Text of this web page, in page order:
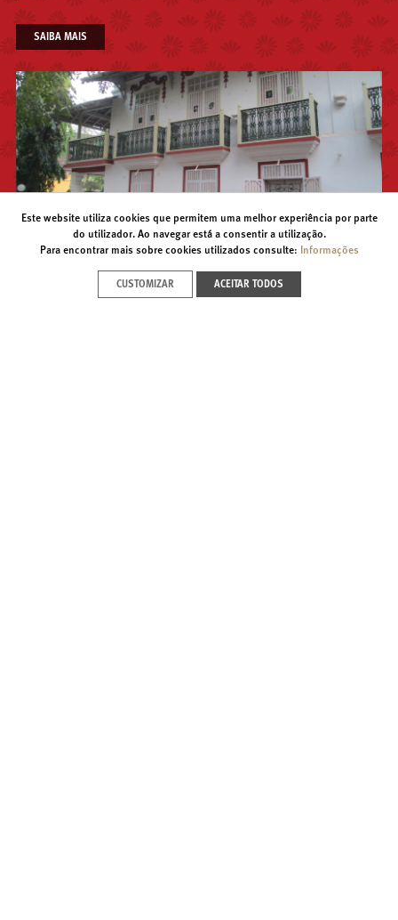
SAIBA MAIS
ÍNDIA
Instalada em Pangim, Goa, desde 1995, a
delegação da Fundação Oriente na Índia
Este website utiliza cookies que permitem uma melhor experiência por parte
do utilizador. Ao navegar está a consentir a utilização.
Para encontrar mais sobre cookies utilizados consulte:
Informações
CUSTOMIZAR ACEITAR TODOS